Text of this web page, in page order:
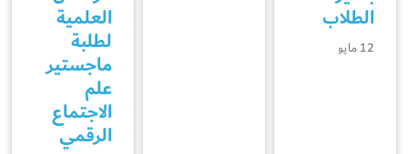
الطلاب
12 مايو
العلمية
لطلبة
ماجستير
علم
الاجتماع
الرقمي